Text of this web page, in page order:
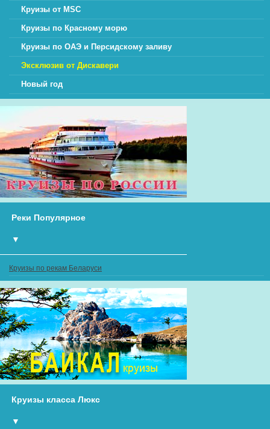
Круизы от MSC
Круизы по Красному морю
Круизы по ОАЭ и Персидскому заливу
Эксклюзив от Дискавери
Новый год
Реки Популярное
▼
Круизы по рекам Беларуси
Круизы класса Люкс
▼